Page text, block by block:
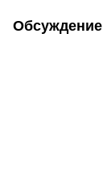
Обсуждение